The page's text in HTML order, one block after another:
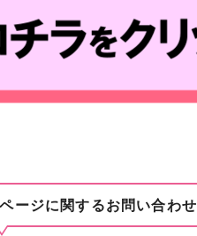
ージに関するお問い合わせ